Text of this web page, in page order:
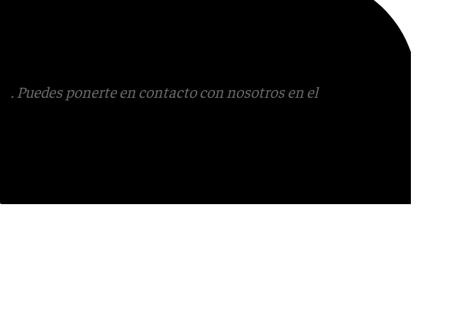
. Puedes ponerte en contacto con nosotros en el